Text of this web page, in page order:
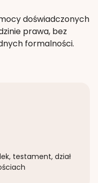
doświadczonych
prawa, bez
formalności.
testament, dział